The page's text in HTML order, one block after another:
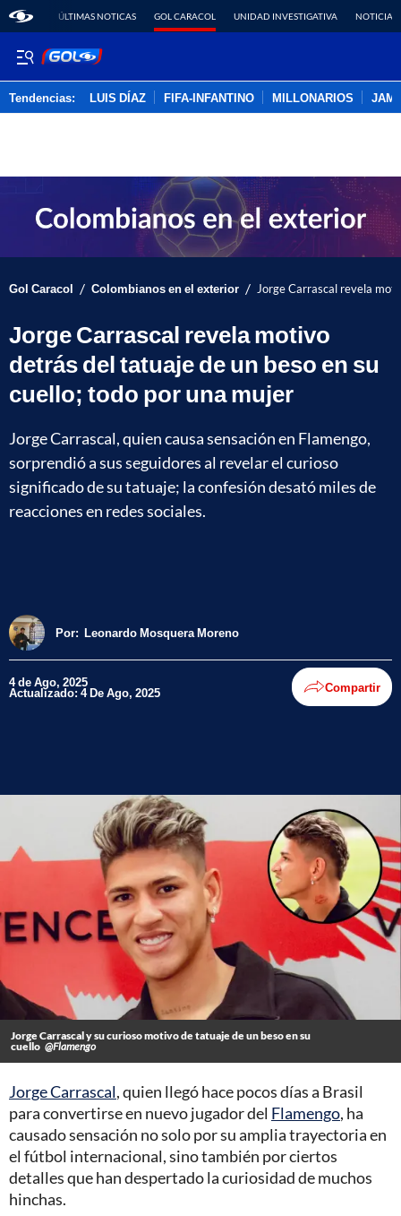
ÚLTIMAS NOTICAS GOL CARACOL UNIDAD INVESTIGATIVA NOTICIAS
Tendencias: LUIS DÍAZ FIFA-INFANTINO MILLONARIOS
Gol Caracol / Colombianos en el exterior / Jorge Carrascal revela
Jorge Carrascal revela motivo
detrás del tatuaje de un beso en su
cuello; todo por una mujer
Jorge Carrascal, quien causa sensación en Flamengo,
sorprendió a sus seguidores al revelar el curioso
significado de su tatuaje; la confesión desató miles de
reacciones en redes sociales.
Por: Leonardo Mosquera Moreno
4 de Ago, 2025
Actualizado: 4 De Ago, 2025 Compartir
Jorge Carrascal y su curioso motivo de tatuaje de un beso en su
cuello @Flamengo
Jorge Carrascal, quien llegó hace pocos días a Brasil
para convertirse en nuevo jugador del Flamengo, ha
causado sensación no solo por su amplia trayectoria en
el fútbol internacional, sino también por ciertos
detalles que han despertado la curiosidad de muchos
hinchas.